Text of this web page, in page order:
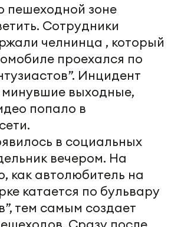
пешеходной зоне
Сотрудники
челнинца , который
проехался по
Инцидент
выходные,
попало в
в социальных
вечером. На
как автолюбитель на
катается по бульвару
тем самым создает